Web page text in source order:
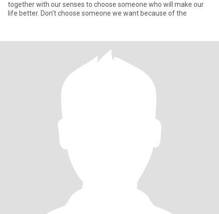
together with our senses to choose someone who will make our
life better. Don't choose someone we want because of the